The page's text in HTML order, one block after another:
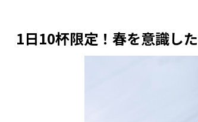
1日10杯限定！春を意識し